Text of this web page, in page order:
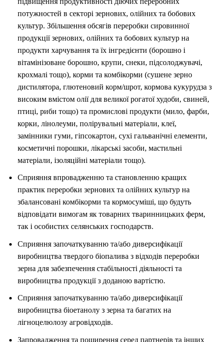
потужностей в секторі зернових, олійних та бобових
культур. Збільшення обсягів переробки сировинної
продукції зернових, олійних та бобових культур на
продукти харчування та їх інгредієнти (борошно і
вітамінізоване борошно, крупи, снеки, підсолоджувачі,
крохмалі тощо), корми та комбікорми (сушене зерно
дистилятора, глютеновий корм/шрот, кормова кукурудза з
високим вмістом олії для великої рогатої худоби, свиней,
птиці, риби тощо) та промислові продукти (мило, фарби,
корки, лінолеуми, полірувальні матеріали, клеї,
замінники гуми, гіпсокартон, сухі гальванічні елементи,
косметичні порошки, лікарські засоби, мастильні
матеріали, ізоляційні матеріали тощо).
Сприяння впровадженню та становленню кращих
практик переробки зернових та олійних культур на
збалансовані комбікорми та кормосуміші, що будуть
відповідати вимогам як товарних тваринницьких ферм,
так і особистих селянських господарств.
Сприяння започаткуванню та/або диверсифікації
виробництва твердого біопалива з відходів переробки
зерна для забезпечення стабільності діяльності та
виробництва продукції з доданою вартістю.
Сприяння започаткуванню та/або диверсифікації
виробництва біоетанолу з зерна та багатих на
лігноцелюлозу агровідходів.
Запровадження та поширення серед партнерів та інших